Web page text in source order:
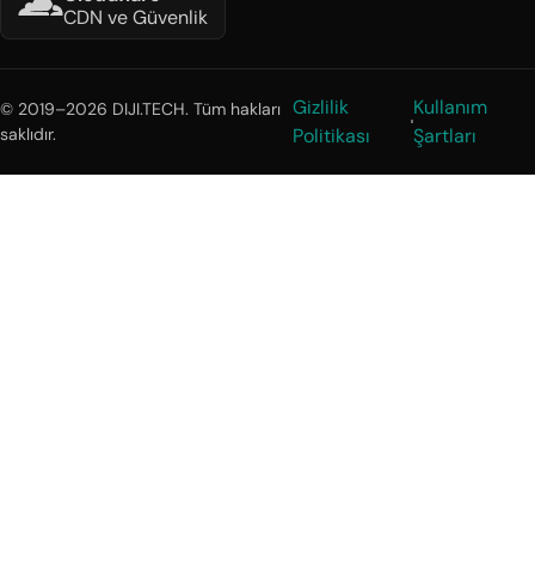
CDN ve Güvenlik
© 2019–2026 DIJI.TECH. Tüm hakları
saklıdır.
Gizlilik
Politikası
Kullanım
Şartları